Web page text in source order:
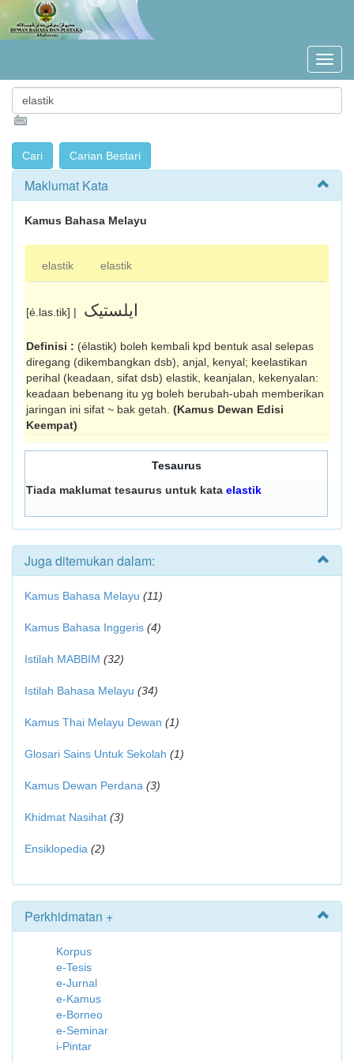
Maklumat Kata
Kamus Bahasa Melayu
elastik elastik
[é.las.tik] | ايلستيک
Definisi : (élastik) boleh kembali kpd bentuk asal selepas
diregang (dikembangkan dsb), anjal, kenyal; keelastikan
perihal (keadaan, sifat dsb) elastik, keanjalan, kekenyalan:
keadaan bebenang itu yg boleh berubah-ubah memberikan
jaringan ini sifat ~ bak getah. (Kamus Dewan Edisi
Keempat)
Tesaurus
Tiada maklumat tesaurus untuk kata elastik
Juga ditemukan dalam:
Kamus Bahasa Melayu (11)
Kamus Bahasa Inggeris (4)
Istilah MABBIM (32)
Istilah Bahasa Melayu (34)
Kamus Thai Melayu Dewan (1)
Glosari Sains Untuk Sekolah (1)
Kamus Dewan Perdana (3)
Khidmat Nasihat (3)
Ensiklopedia (2)
Perkhidmatan +
Korpus
e-Tesis
e-Jurnal
e-Kamus
e-Borneo
e-Seminar
i-Pintar